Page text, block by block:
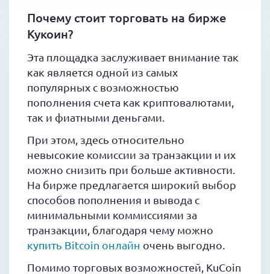
Почему стоит торговать на бирже
Кукоин?
Эта площадка заслуживает внимание так
как является одной из самых
популярных с возможностью
пополнения счета как криптовалютами,
так и фиатными деньгами.
При этом, здесь относительно
невысокие комиссии за транзакции и их
можно снизить при больше активности.
На бирже предлагается широкий выбор
способов пополнения и вывода с
минимальными коммиссиями за
транзакции, благодаря чему можно
купить Bitcoin онлайн очень выгодно.
Помимо торговых возможностей, KuCoin